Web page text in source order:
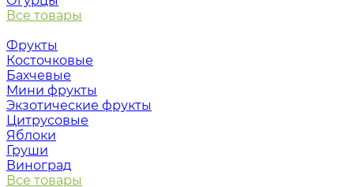
Все товары
Фрукты
Косточковые
Бахчевые
Мини фрукты
Экзотические фрукты
Цитрусовые
Яблоки
Груши
Виноград
Все товары